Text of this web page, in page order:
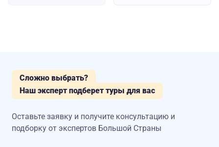
Сложно выбрать?
Наш эксперт подберет туры для вас
Оставьте заявку и получите консультацию и
подборку от экспертов Большой Страны